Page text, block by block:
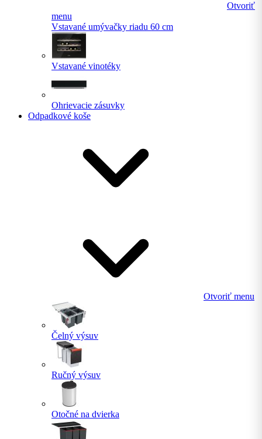
Otvoriť
menu
Vstavané umývačky riadu 60 cm
Vstavané vinotéky
Ohrievacie zásuvky
Odpadkové koše
Otvoriť menu
Čelný výsuv
Ručný výsuv
Otočné na dvierka